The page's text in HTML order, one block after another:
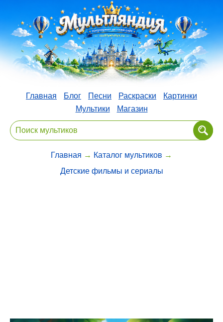
Главная Блог Песни Раскраски
Картинки
Мультики
Магазин
Главная → Каталог мультиков →
Детские фильмы и сериалы